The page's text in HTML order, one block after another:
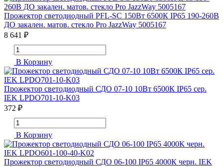
Прожектор светодиодный PFL-SC 150Вт 6500К IP65 190-260В
ДО закален. матов. стекло Pro JazzWay 5005167
8 641 ₽
В Корзину
Прожектор светодиодный СДО 07-10 10Вт 6500К IP65 сер.
IEK LPDO701-10-K03
372 ₽
В Корзину
Прожектор светодиодный СДО 06-100 IP65 4000К черн. IEK